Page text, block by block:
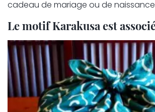
cadeau de mariage ou de
Le motif Karakusa est